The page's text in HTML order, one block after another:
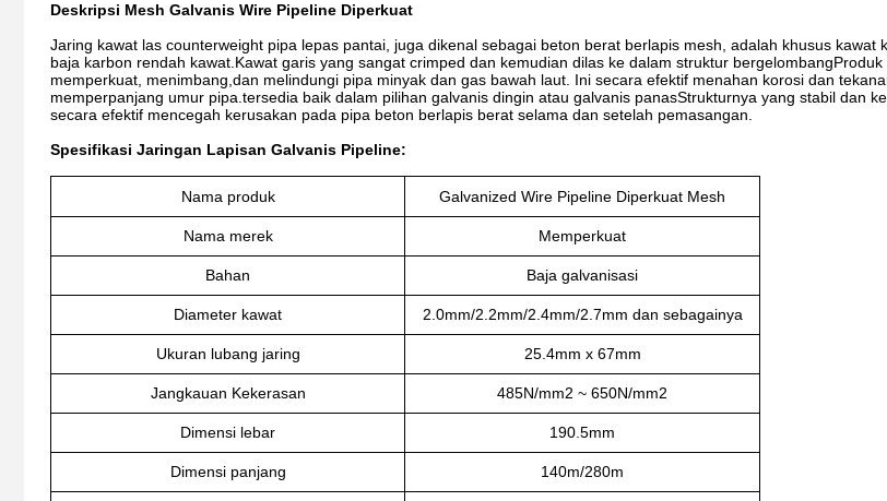
Deskripsi Mesh Galvanis Wire Pipeline Diperkuat
Jaring kawat las counterweight pipa lepas pantai, juga dikenal sebagai beton berat berlapis mesh, adalah khusus kawat
baja karbon rendah kawat.Kawat garis yang sangat crimped dan kemudian dilas ke dalam struktur
memperkuat, menimbang,dan melindungi pipa minyak dan gas bawah laut. Ini secara efektif menahan korosi dan
memperpanjang umur pipa.tersedia baik dalam pilihan galvanis dingin atau galvanis panasStrukturnya yang stabil dan
secara efektif mencegah kerusakan pada pipa beton berlapis berat selama dan setelah pemasangan.
Spesifikasi Jaringan Lapisan Galvanis Pipeline:
Nama produk Galvanized Wire Pipeline Diperkuat Mesh
Nama merek Memperkuat
Bahan Baja galvanisasi
Diameter kawat 2.0mm/2.2mm/2.4mm/2.7mm dan sebagainya
Ukuran lubang jaring 25.4mm x 67mm
Jangkauan Kekerasan 485N/mm2 ~ 650N/mm2
Dimensi lebar 190.5mm
Dimensi panjang 140m/280m